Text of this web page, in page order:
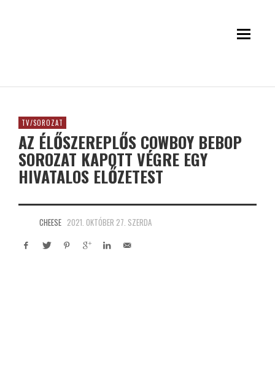
TV/SOROZAT
AZ ÉLŐSZEREPLŐS COWBOY BEBOP
SOROZAT KAPOTT VÉGRE EGY
HIVATALOS ELŐZETEST
CHEESE 2021. OKTÓBER 27. SZERDA